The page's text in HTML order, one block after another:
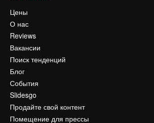
Цены
О нас
Reviews
Вакансии
Поиск тенденций
Блог
События
Slidesgo
Продайте свой контент
Помещение для прессы